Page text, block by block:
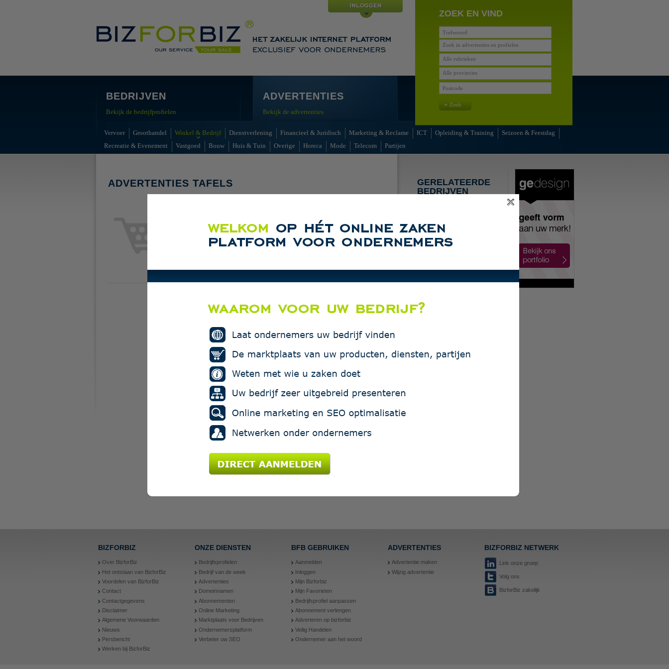
ZOEK EN VIND
Zoek in advertenties en profielen
Alle rubrieken
Alle provincies
» Zoek
BEDRIJVEN
Bekijk de bedrijfprofielen
ADVERTENTIES
Bekijk de advertenties
Vervoer Groothandel Winkel & Bedrijf Dienstverlening Financieel & Juridisch Marketing & Reclame ICT Opleiding & Training
Seizoen & Feestdag
Recreatie & Evenement
Vastgoed Bouw Huis & Tuin Overige Horeca Mode Telecom Partijen
ADVERTENTIES TAFELS
Geen advertenties
Plaats de eerste advertentie in deze rubriek.
GERELATEERDE
BEDRIJVEN
BIZFORBIZ
Over BizforBiz
Het ontstaan van BizforBiz
Voordelen van BizforBiz
Contact
Contactgegevens
Disclaimer
Algemene Voorwaarden
Nieuws
Persbericht
Werken bij BizforBiz
ONZE DIENSTEN
Bedrijfsprofielen
Bedrijf van de week
Advertenties
Domeinnamen
Abonnementen
Online Marketing
Marktplaats voor Bedrijven
Ondernemersplatform
Verbeter uw SEO
BFB GEBRUIKEN
Aanmelden
Inloggen
Mijn Bizforbiz
Mijn Favorieten
Bedrijfsprofiel aanpassen
Abonnement verlengen
Adverteren op bizforbiz
Veilig Handelen
Ondernemer aan het woord
ADVERTENTIES
Advertentie maken
Wijzig advertentie
BIZFORBIZ NETWERK
Link onze groep
Volg ons
BizforBiz zakelijk